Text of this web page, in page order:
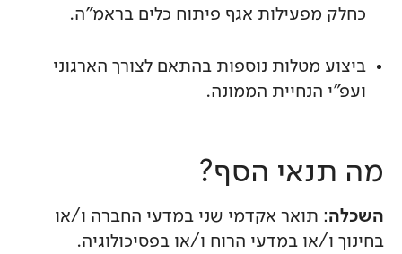
כחלק מפעילות אגף פיתוח כלים בראמ"ה.
ביצוע מטלות נוספות בהתאם לצורך הארגוני
ועפ"י הנחיית הממונה.
מה תנאי הסף?
השכלה: תואר אקדמי שני במדעי החברה ו/או
בחינוך ו/או במדעי הרוח ו/או בפסיכולוגיה.